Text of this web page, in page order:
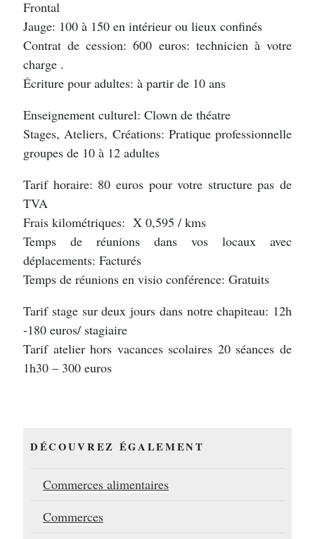
Frontal
Jauge: 100 à 150 en intérieur ou lieux confinés
Contrat de cession: 600 euros: technicien à votre
charge .
Écriture pour adultes: à partir de 10 ans
Enseignement culturel: Clown de théatre
Stages, Ateliers, Créations: Pratique professionnelle
groupes de 10 à 12 adultes
Tarif horaire: 80 euros pour votre structure pas de
TVA
Frais kilométriques: X 0,595 / kms
Temps de réunions dans vos locaux avec
déplacements: Facturés
Temps de réunions en visio conférence: Gratuits
Tarif stage sur deux jours dans notre chapiteau: 12h
-180 euros/ stagiaire
Tarif atelier hors vacances scolaires 20 séances de
1h30 – 300 euros
DÉCOUVREZ ÉGALEMENT
Commerces alimentaires
Commerces